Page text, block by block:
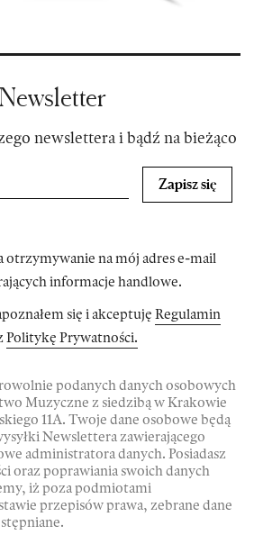
Newsletter
newslettera i bądź na bieżąco
Zapisz się
otrzymywanie na mój adres e-mail
informacje handlowe.
się i akceptuję Regulamin
Politykę Prywatności.
podanych danych osobowych
Muzyczne z siedzibą w Krakowie
11A. Twoje dane osobowe będą
Newslettera zawierającego
administratora danych. Posiadasz
oraz poprawiania swoich danych
iż poza podmiotami
przepisów prawa, zebrane dane